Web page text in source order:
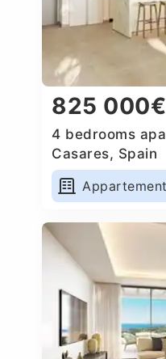
825 000€
4 bedrooms
Casares, Spain
Appartement